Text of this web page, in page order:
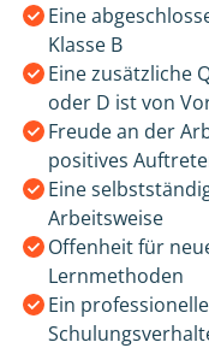
Eine
Klasse B
Eine zusätzliche
oder D ist von
Freude an der
positives
Eine
Arbeitsweise
Offenheit für
Lernmethoden
Ein